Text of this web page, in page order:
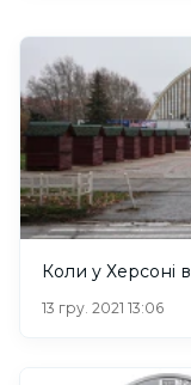
Коли у Херсоні
13 гру. 2021 13:06